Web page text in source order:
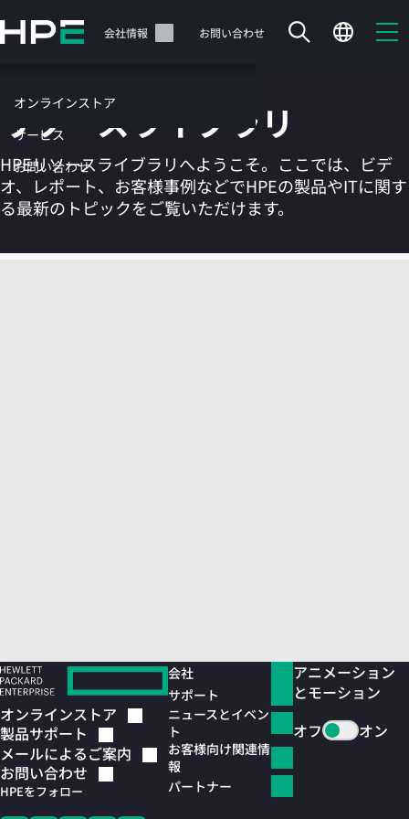
イ
テ
ツ
に
ス
ッ
サポート 会社情報 お問い合わせ
オンラインストア
サービス
お問い合わせ
カートは空です
リソースライブラリ
HPEリソースライブラリへようこそ。ここでは、ビデ
オ、レポート、お客様事例などでHPEの製品やITに関す
る最新のトピックをご覧いただけます。
オンラインストア
製品サポート
メールによるご案内
お問い合わせ
HPEをフォロー
会社
サポート
ニュースとイベン
ト
お客様向け関連情
報
パートナー
アニメーション
とモーション
オフ
オン